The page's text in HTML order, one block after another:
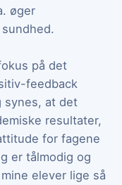
øger
på det
feedback
synes, at det
resultater,
for fagene
er tålmodig og
elever lige så